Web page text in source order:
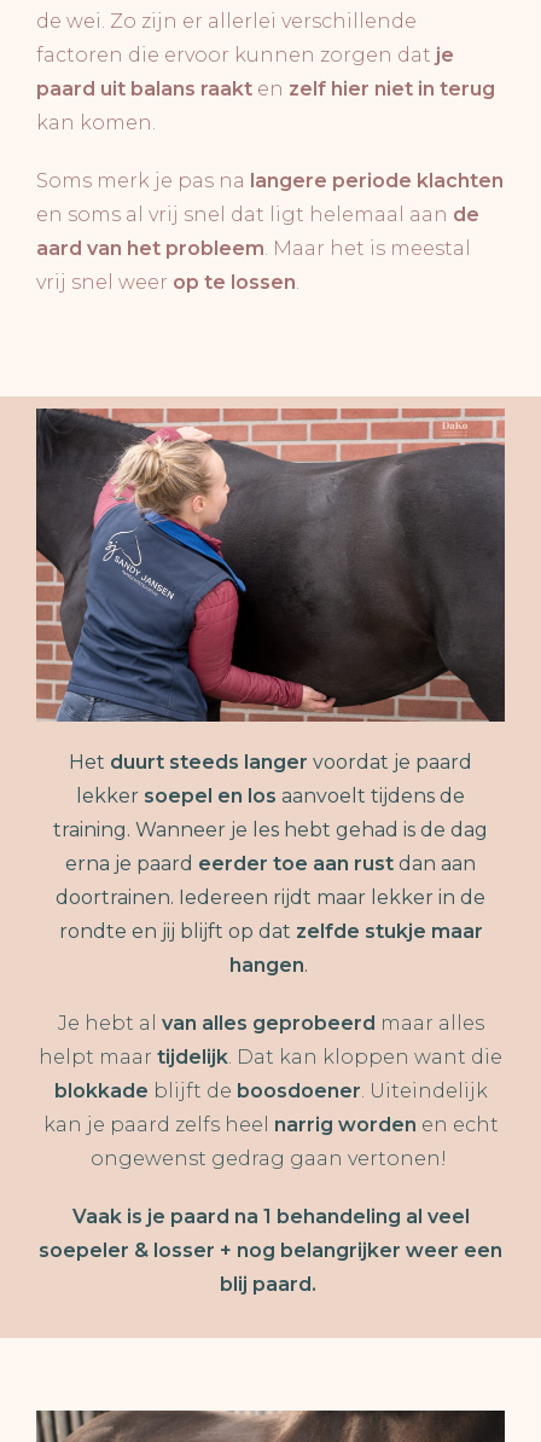
de wei. Zo zijn er allerlei verschillende
factoren die ervoor kunnen zorgen dat je
paard uit balans raakt en zelf hier niet in terug
kan komen.
Soms merk je pas na langere periode klachten
en soms al vrij snel dat ligt helemaal aan de
aard van het probleem. Maar het is meestal
vrij snel weer op te lossen.
Het duurt steeds langer voordat je paard
lekker soepel en los aanvoelt tijdens de
training. Wanneer je les hebt gehad is de dag
erna je paard eerder toe aan rust dan aan
doortrainen. Iedereen rijdt maar lekker in de
rondte en jij blijft op dat zelfde stukje maar
hangen.
Je hebt al van alles geprobeerd maar alles
helpt maar tijdelijk . Dat kan kloppen want die
blokkade blijft de boosdoener . Uiteindelijk
kan je paard zelfs heel narrig worden en echt
ongewenst gedrag gaan vertonen!
Vaak is je paard na 1 behandeling al veel
soepeler & losser + nog belangrijker weer een
blij paard.